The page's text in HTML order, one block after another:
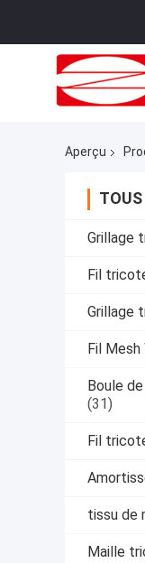
Aperçu
Grillage
Fil
Grillage
Fil Mesh
Boule
(31)
Fil
tissu de
Maille